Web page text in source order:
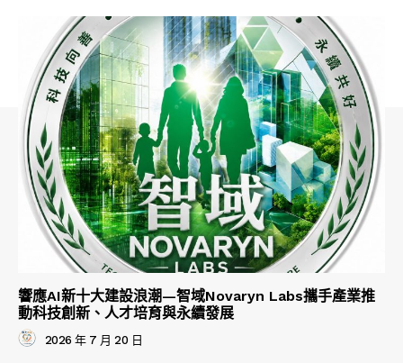
響應AI新十大建設浪潮—智域Novaryn Labs攜手產業推
動科技創新、人才培育與永續發展
2026 年 7 月 20 日